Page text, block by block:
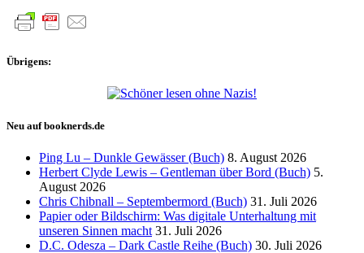
Übrigens:
Neu auf booknerds.de
Ping Lu – Dunkle Gewässer (Buch) 8. August 2026
Herbert Clyde Lewis – Gentleman über Bord (Buch) 5.
August 2026
Chris Chibnall – Septembermord (Buch) 31. Juli 2026
Papier oder Bildschirm: Was digitale Unterhaltung mit
unseren Sinnen macht 31. Juli 2026
D.C. Odesza – Dark Castle Reihe (Buch) 30. Juli 2026